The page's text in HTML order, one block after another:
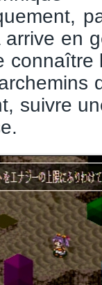
arrive en
connaître
suivre